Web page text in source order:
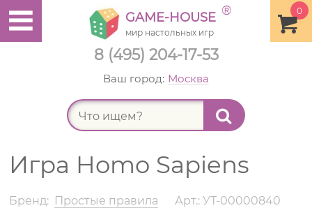
8 (495) 204-17-53
0
GAME-HOUSE ®
мир настольных игр
Ваш город: Москва
Игра Homo Sapiens
Бренд: Простые правила Арт.: УТ-00000840